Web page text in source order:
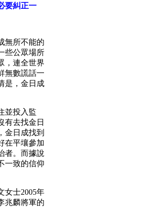
要糾正一
無所不能的
些公眾場所
，連全世界
無數謊話一
是，金日成
並投入監
有去找金日
金日成找到
在平壤參加
者。而據說
一致的信仰
士2005年
兆麟將軍的